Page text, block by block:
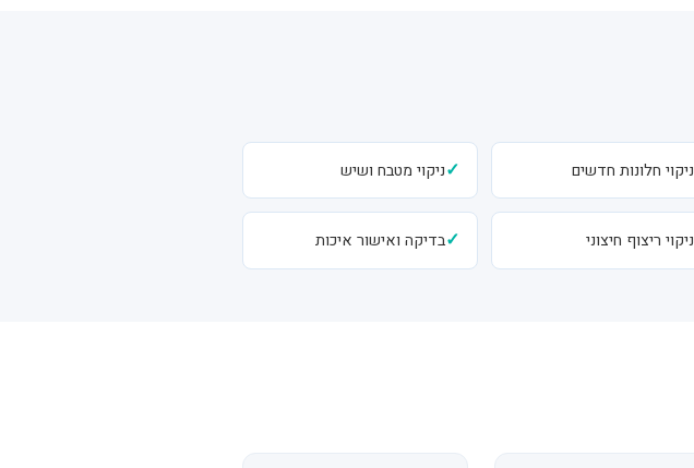
ניקוי חלונות חדשים ✓ניקוי מטבח ושיש
ניקוי ריצוף חיצוני ✓בדיקה ואישור איכות